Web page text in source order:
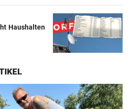
Haushalten